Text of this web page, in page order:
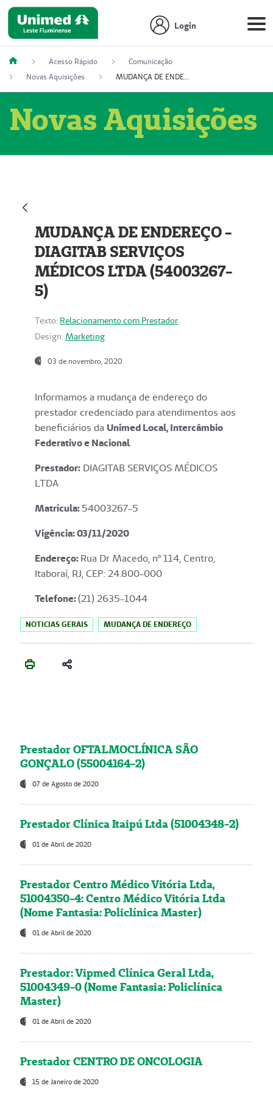
Login
Acesso Rápido
Comunicação
Novas Aquisições
MUDANÇA DE ENDEREÇO - DIAGITAB SERVIÇOS MÉDICOS LTDA (54003267-5)
Novas Aquisições
MUDANÇA DE ENDEREÇO -
DIAGITAB SERVIÇOS
MÉDICOS LTDA (54003267-
5)
Texto: Relacionamento com Prestador
Design: Marketing
03 de novembro, 2020
Informamos a mudança de endereço do
prestador credenciado para atendimentos aos
beneficiários da Unimed Local, Intercâmbio
Federativo e Nacional.
Prestador: DIAGITAB SERVIÇOS MÉDICOS
LTDA
Matrícula:54003267-5
Vigência: 03/11/2020
Endereço:Rua Dr Macedo, nº 114, Centro,
Itaboraí, RJ, CEP: 24.800-000
Telefone:(21) 2635-1044
NOTICIAS GERAIS MUDANÇA DE ENDEREÇO
Prestador OFTALMOCLÍNICA SÃO
GONÇALO (55004164-2)
07 de Agosto de 2020
Prestador Clínica Itaipú Ltda (51004348-2)
01 de Abril de 2020
Prestador Centro Médico Vitória Ltda,
51004350-4: Centro Médico Vitória Ltda
(Nome Fantasia: Policlínica Master)
01 de Abril de 2020
Prestador: Vipmed Clínica Geral Ltda,
51004349-0 (Nome Fantasia: Policlínica
Master)
01 de Abril de 2020
Prestador CENTRO DE ONCOLOGIA
15 de Janeiro de 2020